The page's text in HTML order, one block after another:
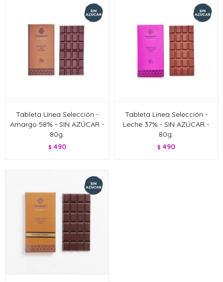
Tableta Línea Selección -
Amargo 58% - SIN AZÚCAR -
80g.
$ 490
Tableta Linea Selección -
Leche 37% - SIN AZÚCAR -
80g.
$ 490